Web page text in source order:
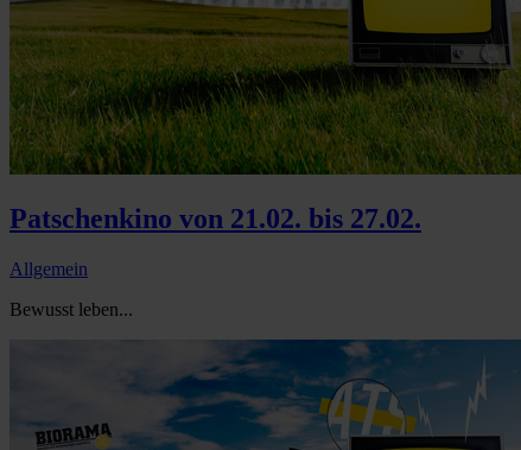
Patschenkino von 21.02. bis 27.02.
Allgemein
Bewusst leben...